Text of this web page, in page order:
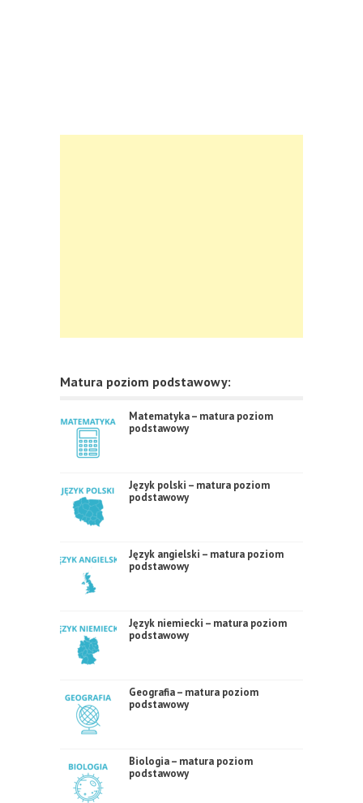
Matura poziom podstawowy:
Matematyka – matura poziom
podstawowy
Język polski – matura poziom
podstawowy
Język angielski – matura poziom
podstawowy
Język niemiecki – matura poziom
podstawowy
Geografia – matura poziom
podstawowy
Biologia – matura poziom
podstawowy